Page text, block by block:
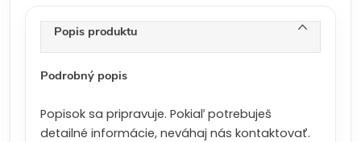
Popis produktu
Podrobný popis
Popisok sa pripravuje. Pokiaľ potrebuješ
detailné informácie, neváhaj nás kontaktovať.